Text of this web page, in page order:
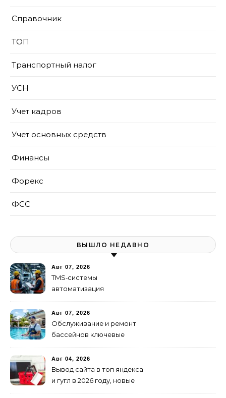
Справочник
ТОП
Транспортный налог
УСН
Учет кадров
Учет основных средств
Финансы
Форекс
ФСС
ВЫШЛО НЕДАВНО
Авг 07, 2026
TMS‑системы
автоматизация
Авг 07, 2026
Обслуживание и ремонт
бассейнов ключевые
Авг 04, 2026
Вывод сайта в топ яндекса
и гугл в 2026 году, новые